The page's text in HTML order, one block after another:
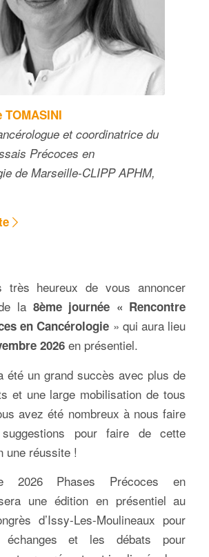
TOMASINI
et coordinatrice du
Précoces en
de Marseille-CLIPP APHM,
très heureux de vous annoncer
la 8èmejournée « Rencontre
en Cancérologie » qui aura lieu
2026en présentiel.
été un grand succès avec plus de
et une large mobilisation de tous
avez été nombreux à nous faire
pour faire de cette
une réussite !
2026 Phases Précoces en
une édition en présentiel au
d’Issy-Les-Moulineaux pour
échanges et les débats pour